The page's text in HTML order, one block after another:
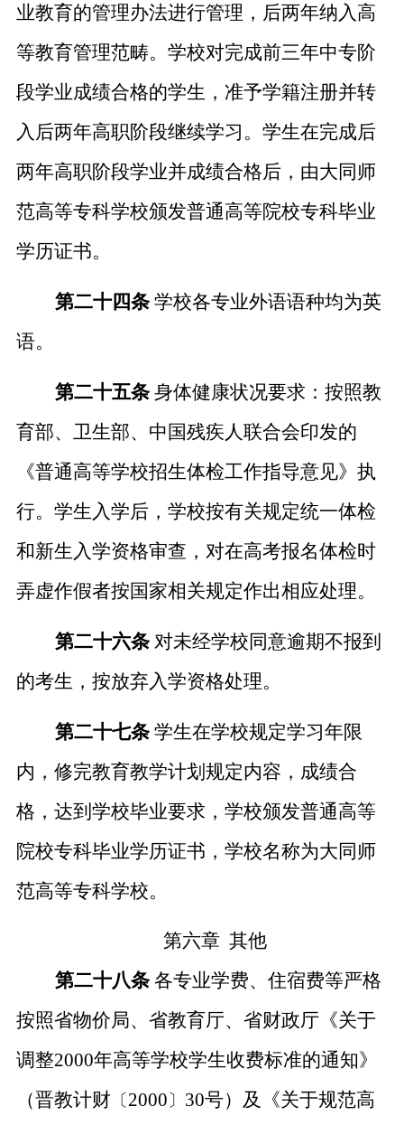
业教育的管理办法进行管理，后两年纳入高
等教育管理范畴。学校对完成前三年中专阶
段学业成绩合格的学生，准予学籍注册并转
入后两年高职阶段继续学习。学生在完成后
两年高职阶段学业并成绩合格后，由大同师
范高等专科学校颁发普通高等院校专科毕业
学历证书。
第二十四条 学校各专业外语语种均为英
语。
第二十五条 身体健康状况要求：按照教
育部、卫生部、中国残疾人联合会印发的
《普通高等学校招生体检工作指导意见》执
行。学生入学后，学校按有关规定统一体检
和新生入学资格审查，对在高考报名体检时
弄虚作假者按国家相关规定作出相应处理。
第二十六条 对未经学校同意逾期不报到
的考生，按放弃入学资格处理。
第二十七条 学生在学校规定学习年限
内，修完教育教学计划规定内容，成绩合
格，达到学校毕业要求，学校颁发普通高等
院校专科毕业学历证书，学校名称为大同师
范高等专科学校。
第六章 其他
第二十八条 各专业学费、 住宿费等严格
按照省物价局、省教育厅、省财政厅《关于
调整2000年高等学校学生收费标准的通知》
（晋教计财 〔 2000 〕 30号）及《关于规范高